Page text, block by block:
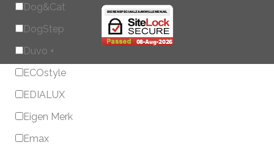
Dog&Cat
DogStep
Duvo +
ECOstyle
EDIALUX
Eigen Merk
Emax